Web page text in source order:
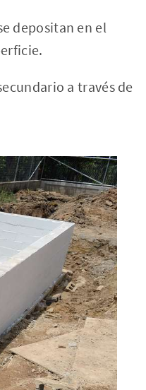
depositan en el
a través de